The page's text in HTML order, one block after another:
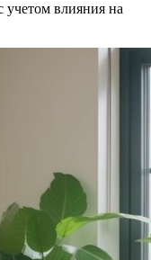
учетом влияния на